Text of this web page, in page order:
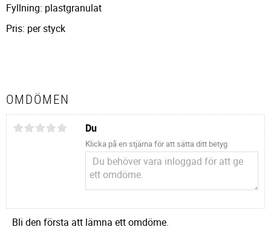
Fyllning: plastgranulat
Pris: per styck
OMDÖMEN
Du
Klicka på en stjärna för att sätta ditt betyg
Bli den första att lämna ett omdöme.